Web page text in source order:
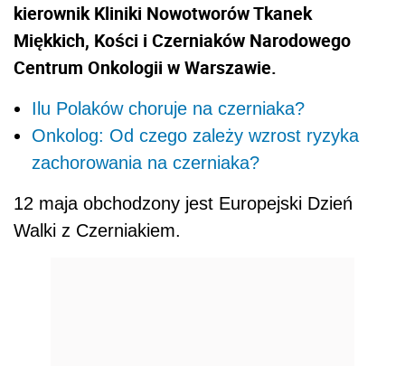
kierownik Kliniki Nowotworów Tkanek
Miękkich, Kości i Czerniaków Narodowego
Centrum Onkologii w Warszawie.
Ilu Polaków choruje na czerniaka?
Onkolog: Od czego zależy wzrost ryzyka
zachorowania na czerniaka?
12 maja obchodzony jest Europejski Dzień
Walki z Czerniakiem.